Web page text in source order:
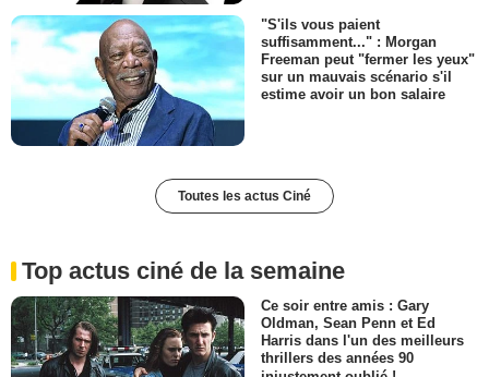
"S'ils vous paient
suffisamment..." : Morgan
Freeman peut "fermer les yeux"
sur un mauvais scénario s'il
estime avoir un bon salaire
Toutes les actus Ciné
Top actus ciné de la semaine
Ce soir entre amis : Gary
Oldman, Sean Penn et Ed
Harris dans l'un des meilleurs
thrillers des années 90